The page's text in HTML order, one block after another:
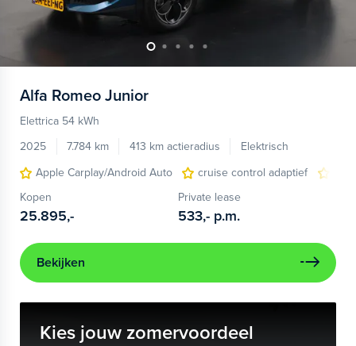
Alfa Romeo Junior
Elettrica 54 kWh
2025
7.784 km 413 km actieradius
Elektrisch
Apple Carplay/Android Auto
cruise control adaptief
Kopen
25.895,-
Private lease
533,- p.m.
Bekijken
Kies jouw zomervoordeel